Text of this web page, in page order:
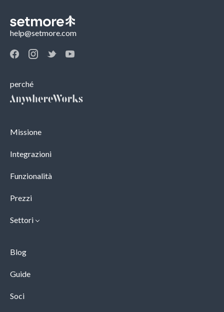
help@setmore.com
perché
Missione
Integrazioni
Funzionalità
Prezzi
Settori
Blog
Guide
Soci